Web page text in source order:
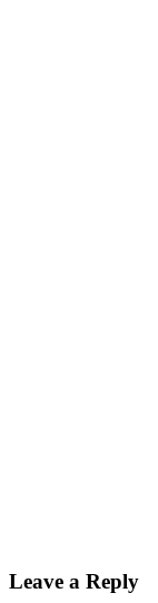
Leave a Reply